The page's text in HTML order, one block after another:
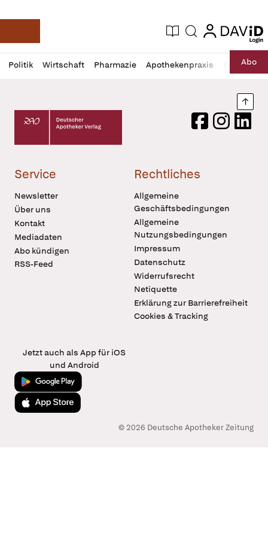
Deutsche Apotheker Zeitung
Aktuelle Ausgabe
Suche login
login
Politik Wirtschaft Pharmazie Apothekenpraxis RechtAbo
Profil
öffnen
Daz
Pur
Deutscher Apotheker Verlag Logo
FacebookInstagram
Service
Newsletter
Über uns
Kontakt
Mediadaten
Abo kündigen
RSS-Feed
Rechtliches
Allgemeine
Geschäftsbedingungen
Allgemeine
Nutzungsbedingungen
Impressum
Datenschutz
Widerrufsrecht
Netiquette
Erklärung zur Barrierefreiheit
Cookies & Tracking
Jetzt auch als App für iOS
und Android
Jetzt bei Google Play
Laden im App Store
© 2026 Deutsche Apotheker Zeitung